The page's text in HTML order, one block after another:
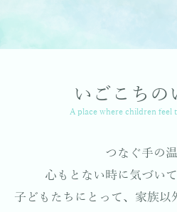
いごこちの
A place where children feel
つなぐ手の温
心もとない時に気づい
子どもたちにとって、家族以